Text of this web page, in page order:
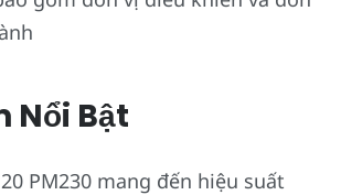
Nổi Bật
PM230 mang đến hiệu suất